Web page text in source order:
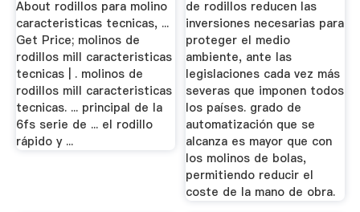
About rodillos para molino
caracteristicas tecnicas, ...
Get Price; molinos de
rodillos mill caracteristicas
tecnicas | . molinos de
rodillos mill caracteristicas
tecnicas. ... principal de la
6fs serie de ... el rodillo
rápido y ...
de rodillos reducen las
inversiones necesarias para
proteger el medio
ambiente, ante las
legislaciones cada vez más
severas que imponen todos
los países. grado de
automatización que se
alcanza es mayor que con
los molinos de bolas,
permitiendo reducir el
coste de la mano de obra.